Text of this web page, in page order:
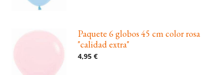
Paquete 6 globos 45 cm color rosa
"calidad extra"
4,95 €